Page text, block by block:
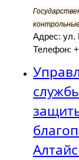
Адрес: ул.
Телефон: